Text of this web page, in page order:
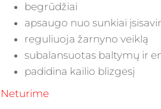
begrūdžiai
apsaugo nuo sunkiai
reguliuoja žarnyno veiklą
subalansuotas baltymų ir
padidina kailio blizgesį
Neturime